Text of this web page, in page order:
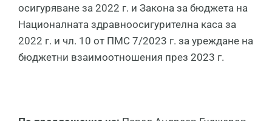
осигуряване за 2022 г. и Закона за бюджета на
Националната здравноосигурителна каса за
2022 г. и чл. 10 от ПМС 7/2023 г. за уреждане на
бюджетни взаимоотношения през 2023 г.